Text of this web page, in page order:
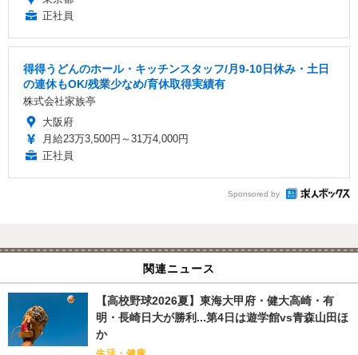
正社員
得得うどんのホール・キッチンスタッフ/月9-10日休み・土日
の連休もOK/残業少なめ/育休取得実績有
株式会社家族亭
大阪府
月給23万3,500円～31万4,000円
正社員
Sponsored by
関連ニュース
【高校野球2026夏】東海大甲府・健大高崎・有
明・長崎日大が勝利...第4日は遊学館vs青森山田ほ
か